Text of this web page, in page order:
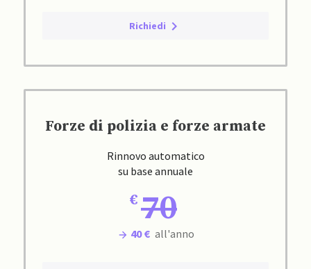
Richiedi
Forze di polizia e forze armate
Rinnovo automatico
su base annuale
70
40 € all'anno